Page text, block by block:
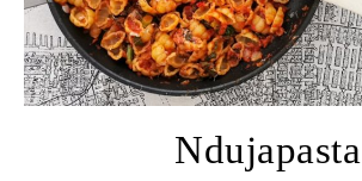
Ndujapasta